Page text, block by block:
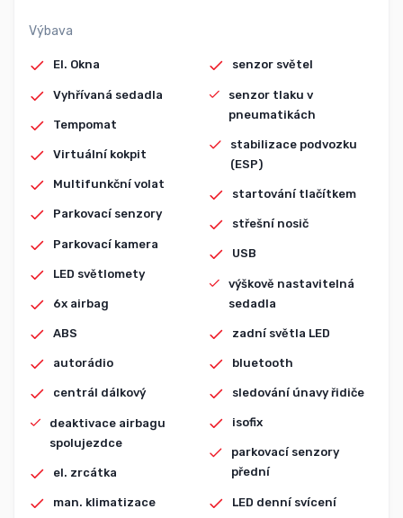
Výbava
El. Okna
Vyhřívaná sedadla
Tempomat
Virtuální kokpit
Multifunkční volat
Parkovací senzory
Parkovací kamera
LED světlomety
6x airbag
ABS
autorádio
centrál dálkový
deaktivace airbagu
spolujezdce
el. zrcátka
man. klimatizace
senzor světel
senzor tlaku v
pneumatikách
stabilizace podvozku
(ESP)
startování tlačítkem
střešní nosič
USB
výškově nastavitelná
sedadla
zadní světla LED
bluetooth
sledování únavy řidiče
isofix
parkovací senzory
přední
LED denní svícení